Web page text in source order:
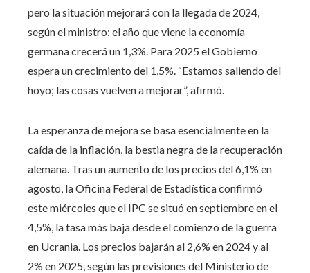
pero la situación mejorará con la llegada de 2024,
según el ministro: el año que viene la economía
germana crecerá un 1,3%. Para 2025 el Gobierno
espera un crecimiento del 1,5%. “Estamos saliendo del
hoyo; las cosas vuelven a mejorar”, afirmó.
La esperanza de mejora se basa esencialmente en la
caída de la inflación, la bestia negra de la recuperación
alemana. Tras un aumento de los precios del 6,1% en
agosto, la Oficina Federal de Estadística confirmó
este miércoles que el IPC se situó en septiembre en el
4,5%, la tasa más baja desde el comienzo de la guerra
en Ucrania. Los precios bajarán al 2,6% en 2024 y al
2% en 2025, según las previsiones del Ministerio de